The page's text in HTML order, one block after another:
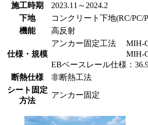
施工時期
2023.11～2024.2
下地
コンクリート下地(RC/PC/
機能
高反射
仕様・規模
アンカー固定工法 MIH-
MIH-
EBベースレール仕様：
断熱仕様
非断熱工法
シート固定
方法
アンカー固定